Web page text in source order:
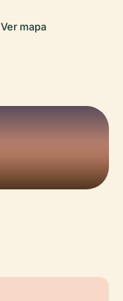
Ver mapa